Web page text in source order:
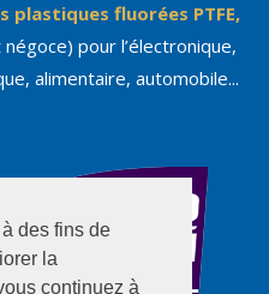
des fins de
la
continuez à
fluorées PTFE,
pour l’électronique,
alimentaire, automobile...